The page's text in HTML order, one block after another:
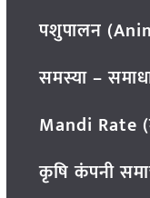
पशुपालन
समस्या –
Mandi Rate
कृषि कंपनी